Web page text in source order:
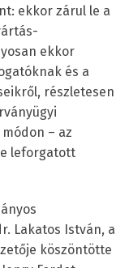
ekkor zárul le a
ekkor
és a
részletesen
– az
leforgatott
Lakatos István, a
köszöntötte